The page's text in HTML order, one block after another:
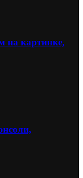
на картинке,